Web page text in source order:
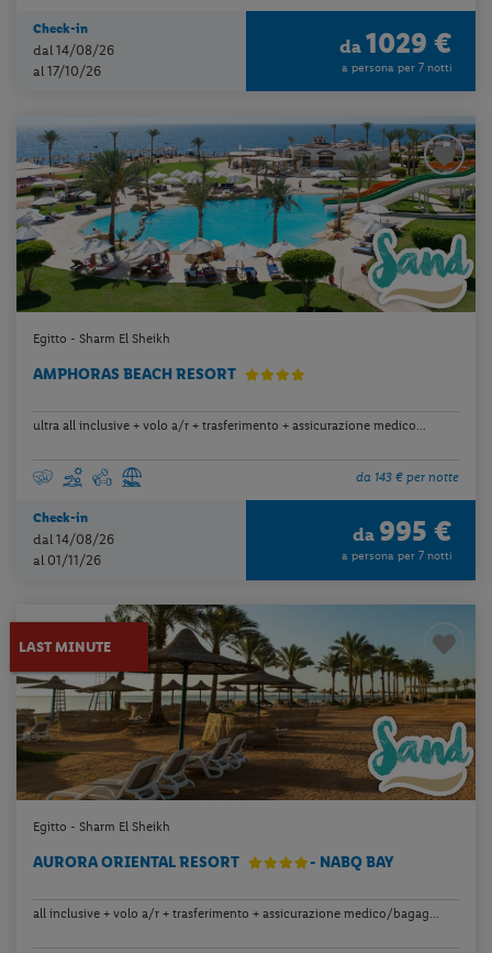
Check-in
dal 14/08/26
al 17/10/26
da 1029 €
a persona per 7 notti
Egitto - Sharm El Sheikh
AMPHORAS BEACH RESORT
ultra all inclusive + volo a/r + trasferimento + assicurazione medico...
da 143 € per notte
Check-in
dal 14/08/26
al 01/11/26
da 995 €
a persona per 7 notti
LAST MINUTE
Egitto - Sharm El Sheikh
AURORA ORIENTAL RESORT - NABQ BAY
all inclusive + volo a/r + trasferimento + assicurazione medico/bagag...